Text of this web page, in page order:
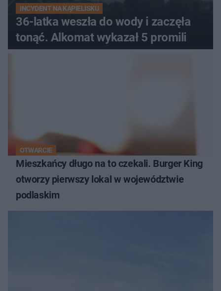
INCYDENT NA KĄPIELISKU
36-latka weszła do wody i zaczęła
tonąć. Alkomat wykazał 5 promili
OTWARCIE
Mieszkańcy długo na to czekali. Burger King
otworzy pierwszy lokal w województwie
podlaskim